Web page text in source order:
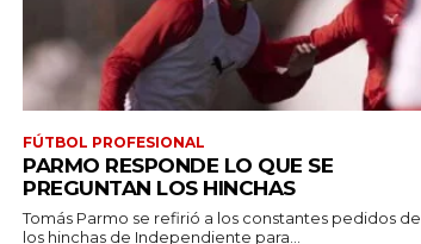
FÚTBOL PROFESIONAL
PARMO RESPONDE LO QUE SE
PREGUNTAN LOS HINCHAS
Tomás Parmo se refirió a los constantes pedidos de
los hinchas de Independiente para...